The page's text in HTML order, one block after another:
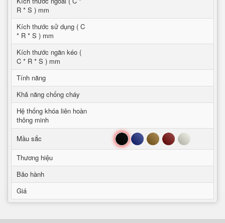
R * S ) mm
Kích thước sử dụng ( C
* R * S ) mm
Kích thước ngăn kéo (
C * R * S ) mm
Tính năng
Khả năng chống cháy
Hệ thống khóa liên hoàn
thông minh
Mầu sắc
Đen Xanh Nâu Đỏ Trắng
Thương hiệu
Bảo hành
Giá